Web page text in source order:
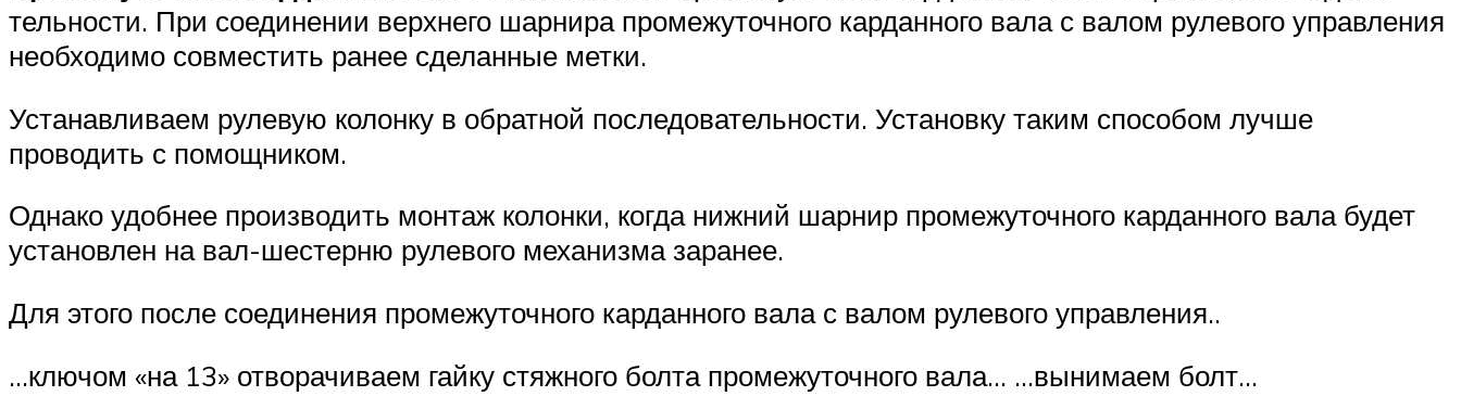
тельности. При соединении верхнего шарнира промежуточного кардан­ного вала с валом рулевого управле­ния
необходимо совместить ранее сделанные метки.
Устанавливаем рулевую колонку в об­ратной последовательности. Установ­ку таким способом лучше
проводить с помощником.
Однако удобнее производить монтаж колонки, когда нижний шарнир про­межуточного карданного вала будет
установлен на вал-шестерню рулево­го механизма заранее.
Для этого после соединения проме­жуточного карданного вала с валом рулевого управления..
…ключом «на 13» отворачиваем гайку стяжного болта промежу­точного вала… …вынимаем болт…